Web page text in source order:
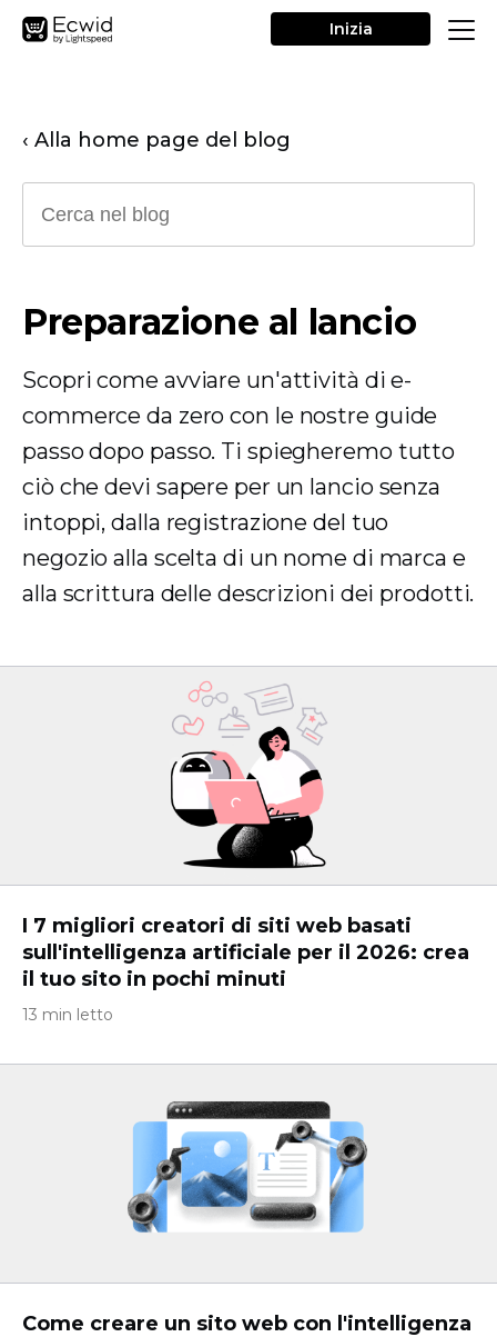
Inizia
‹ Alla home page del blog
Preparazione al lancio
Scopri come avviare un'attività di e-
commerce da zero con le nostre guide
passo dopo passo. Ti spiegheremo tutto
ciò che devi sapere per un lancio senza
intoppi, dalla registrazione del tuo
negozio alla scelta di un nome di marca e
alla scrittura delle descrizioni dei prodotti.
I 7 migliori creatori di siti web basati
sull'intelligenza artificiale per il 2026: crea
il tuo sito in pochi minuti
13 min letto
Come creare un sito web con l'intelligenza